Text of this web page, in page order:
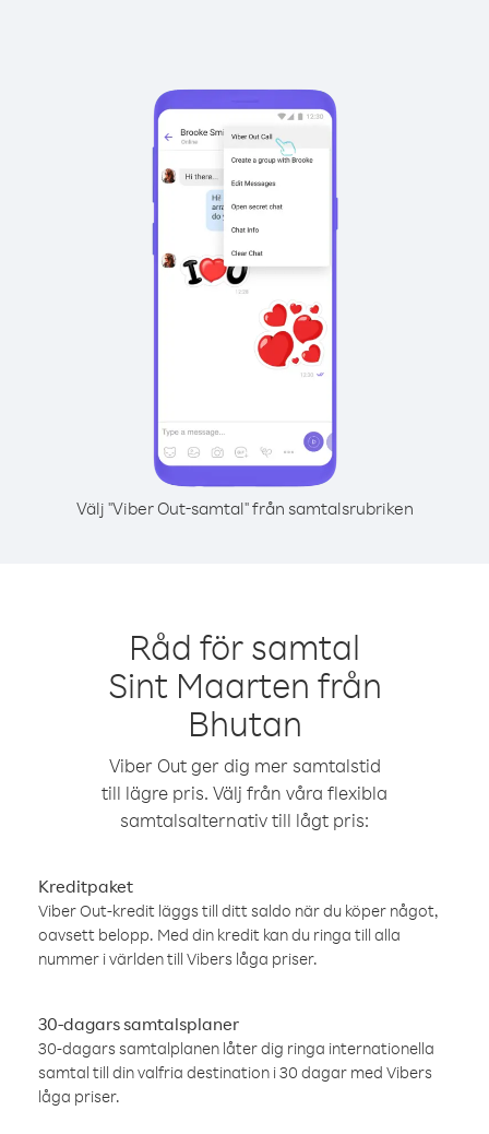
Välj "Viber Out-samtal" från samtalsrubriken
Råd för samtal
Sint Maarten från
Bhutan
Viber Out ger dig mer samtalstid
till lägre pris. Välj från våra flexibla
samtalsalternativ till lågt pris:
Kreditpaket
Viber Out-kredit läggs till ditt saldo när du köper något,
oavsett belopp. Med din kredit kan du ringa till alla
nummer i världen till Vibers låga priser.
30-dagars samtalsplaner
30-dagars samtalplanen låter dig ringa internationella
samtal till din valfria destination i 30 dagar med Vibers
låga priser.